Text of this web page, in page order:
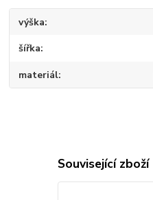
výška
šířka
materiál
Související zboží